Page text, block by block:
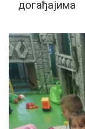
догађајима